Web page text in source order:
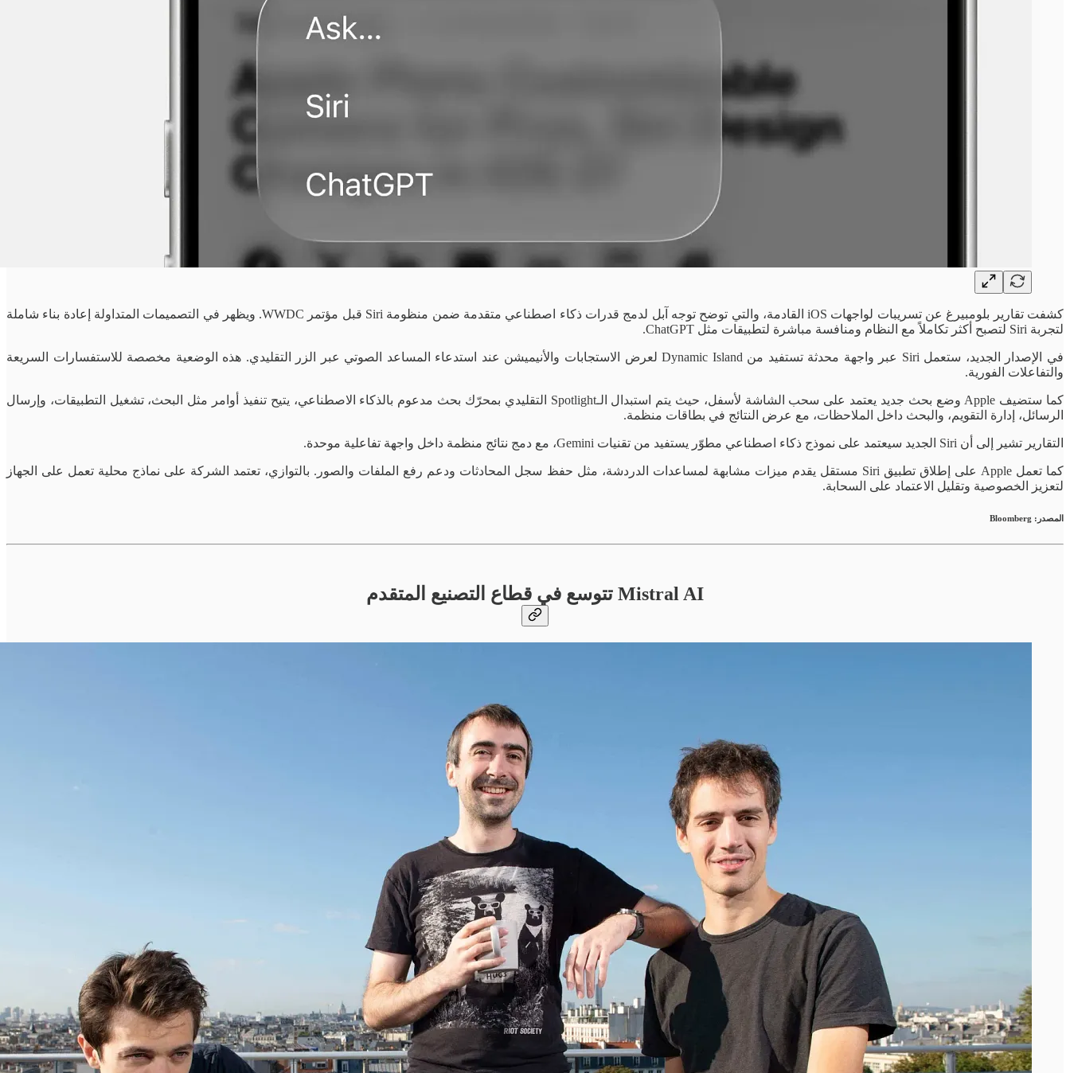
كشفت تقارير بلومبيرغ عن تسريبات لواجهات iOS القادمة، والتي توضح توجه آبل لدمج قدرات ذكاء اصطناعي متقدمة ضمن منظومة Siri قبل مؤتمر WWDC. ويظهر في التصميمات المتداولة إعادة بناء شاملة
لتجربة Siri لتصبح أكثر تكاملاً مع النظام ومنافسة مباشرة لتطبيقات مثل ChatGPT.
في الإصدار الجديد، ستعمل Siri عبر واجهة محدثة تستفيد من Dynamic Island لعرض الاستجابات والأنيميشن عند استدعاء المساعد الصوتي عبر الزر التقليدي. هذه الوضعية مخصصة للاستفسارات السريعة
والتفاعلات الفورية.
كما ستضيف Apple وضع بحث جديد يعتمد على سحب الشاشة لأسفل، حيث يتم استبدال الـSpotlight التقليدي بمحرّك بحث مدعوم بالذكاء الاصطناعي، يتيح تنفيذ أوامر مثل البحث، تشغيل التطبيقات، وإرسال
الرسائل، إدارة التقويم، والبحث داخل الملاحظات، مع عرض النتائج في بطاقات منظمة.
التقارير تشير إلى أن Siri الجديد سيعتمد على نموذج ذكاء اصطناعي مطوّر يستفيد من تقنيات Gemini، مع دمج نتائج منظمة داخل واجهة تفاعلية موحدة.
كما تعمل Apple على إطلاق تطبيق Siri مستقل يقدم ميزات مشابهة لمساعدات الدردشة، مثل حفظ سجل المحادثات ودعم رفع الملفات والصور. بالتوازي، تعتمد الشركة على نماذج محلية تعمل على الجهاز
لتعزيز الخصوصية وتقليل الاعتماد على السحابة.
المصدر: Bloomberg
Mistral AI تتوسع في قطاع التصنيع المتقدم